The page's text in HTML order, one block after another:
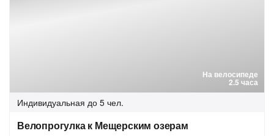
На велосипеде
2.5 часа
Индивидуальная до 5 чел.
Велопрогулка к Мещерским озерам